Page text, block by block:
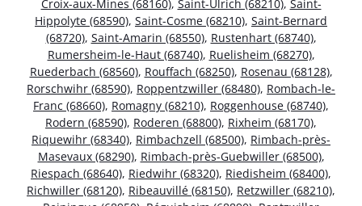
Croix-aux-Mines (68160), Saint-Ulrich (68210), Saint-
Hippolyte (68590), Saint-Cosme (68210), Saint-Bernard
(68720), Saint-Amarin (68550), Rustenhart (68740),
Rumersheim-le-Haut (68740), Ruelisheim (68270),
Ruederbach (68560), Rouffach (68250), Rosenau (68128),
Rorschwihr (68590), Roppentzwiller (68480), Rombach-le-
Franc (68660), Romagny (68210), Roggenhouse (68740),
Rodern (68590), Roderen (68800), Rixheim (68170),
Riquewihr (68340), Rimbachzell (68500), Rimbach-près-
Masevaux (68290), Rimbach-près-Guebwiller (68500),
Riespach (68640), Riedwihr (68320), Riedisheim (68400),
Richwiller (68120), Ribeauvillé (68150), Retzwiller (68210),